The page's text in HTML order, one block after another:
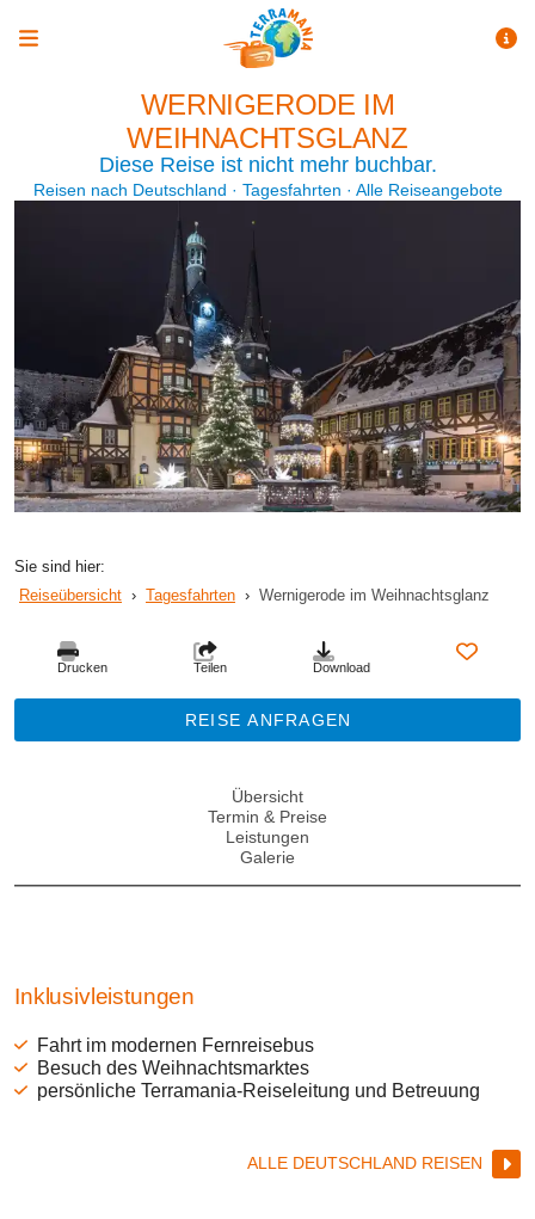
WERNIGERODE IM
WEIHNACHTSGLANZ
Diese Reise ist nicht mehr buchbar.
Reisen nach Deutschland · Tagesfahrten · Alle Reiseangebote
Sie sind hier:
Reiseübersicht › Tagesfahrten › Wernigerode im Weihnachtsglanz
Drucken Teilen Download
Übersicht
Termin & Preise
Leistungen
Galerie
REISE ANFRAGEN
Inklusivleistungen
Fahrt im modernen Fernreisebus
Besuch des Weihnachtsmarktes
persönliche Terramania-Reiseleitung und Betreuung
ALLE DEUTSCHLAND REISEN